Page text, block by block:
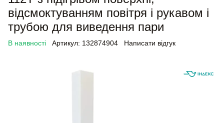
відсмоктуванням повітря і рукавом і
трубою для виведення пари
В наявності Артикул: 132874904 Написати відгук